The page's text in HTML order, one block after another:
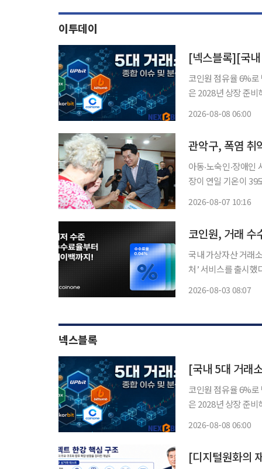
이투데이
코인원 점유율 6%
은 2028년 상장 준비
2026-08-08 06:00
관악구, 폭염 취
아동‧노숙인‧장애인 시설부
장이 연일 기온이 39
2026-08-07 10:16
코인원, 거래
국내 가상자산 거래
처’ 서비스를 출시했다고 3일 밝혔다. 코인원 바우
2026-08-03 08:07
넥스블록
[국내 5대 거래
코인원 점유율 6%
은 2028년 상장 준비
2026-08-08 06:00